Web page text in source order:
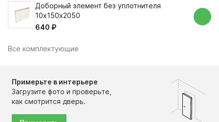
Доборный элемент без уплотнителя
10х150х2050
640 ₽
Все комплектующие
Примерьте в интерьере
Загрузите фото и проверьте,
как смотрится дверь.